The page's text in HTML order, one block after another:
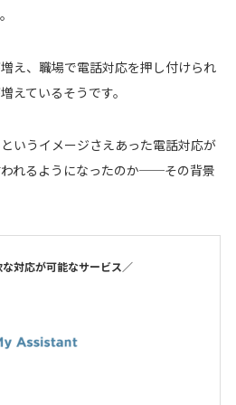
え、職場で電話対応を押し付けられ
えているそうです。
いうイメージさえあった電話対応が
れるようになったのか──その背景
対応が可能なサービス／